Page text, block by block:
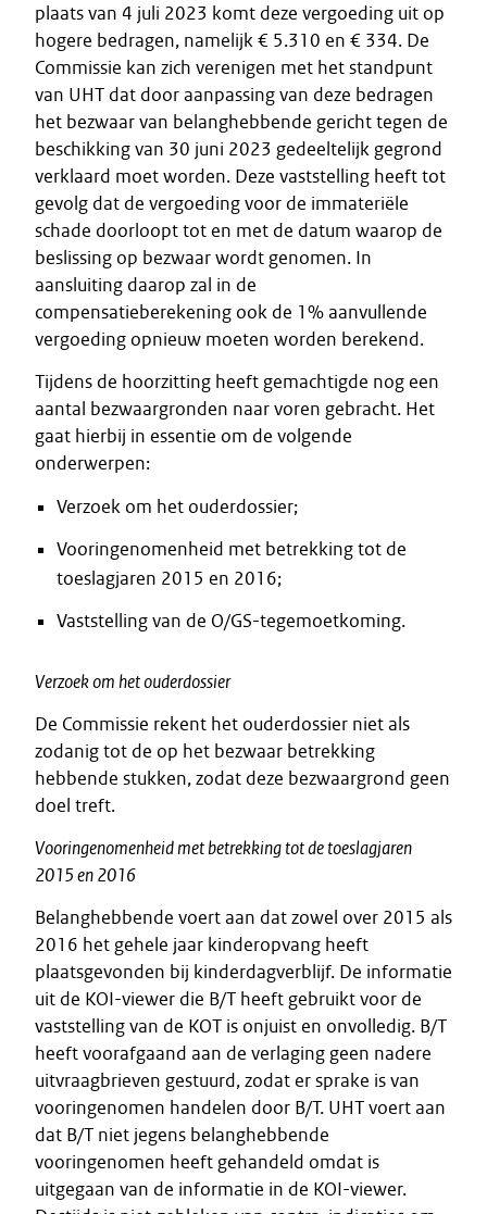
plaats van 4 juli 2023 komt deze vergoeding uit op
hogere bedragen, namelijk € 5.310 en € 334. De
Commissie kan zich verenigen met het standpunt
van UHT dat door aanpassing van deze bedragen
het bezwaar van belanghebbende gericht tegen de
beschikking van 30 juni 2023 gedeeltelijk gegrond
verklaard moet worden. Deze vaststelling heeft tot
gevolg dat de vergoeding voor de immateriële
schade doorloopt tot en met de datum waarop de
beslissing op bezwaar wordt genomen. In
aansluiting daarop zal in de
compensatieberekening ook de 1% aanvullende
vergoeding opnieuw moeten worden berekend.
Tijdens de hoorzitting heeft gemachtigde nog een
aantal bezwaargronden naar voren gebracht. Het
gaat hierbij in essentie om de volgende
onderwerpen:
Verzoek om het ouderdossier;
Vooringenomenheid met betrekking tot de
toeslagjaren 2015 en 2016;
Vaststelling van de O/GS-tegemoetkoming.
Verzoek om het ouderdossier
De Commissie rekent het ouderdossier niet als
zodanig tot de op het bezwaar betrekking
hebbende stukken, zodat deze bezwaargrond geen
doel treft.
Vooringenomenheid met betrekking tot de toeslagjaren
2015 en 2016
Belanghebbende voert aan dat zowel over 2015 als
2016 het gehele jaar kinderopvang heeft
plaatsgevonden bij kinderdagverblijf. De informatie
uit de KOI-viewer die B/T heeft gebruikt voor de
vaststelling van de KOT is onjuist en onvolledig. B/T
heeft voorafgaand aan de verlaging geen nadere
uitvraagbrieven gestuurd, zodat er sprake is van
vooringenomen handelen door B/T. UHT voert aan
dat B/T niet jegens belanghebbende
vooringenomen heeft gehandeld omdat is
uitgegaan van de informatie in de KOI-viewer.